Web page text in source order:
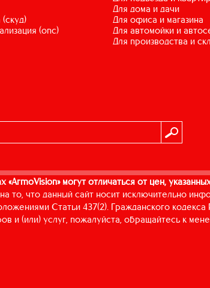
(опс)
для дома и дачи
для офиса и магазина
для автомойки и
для производства и
«ArmoVision» могут отличаться от цен,
то, что данный сайт носит исключительно
Статьи 437(2). Гражданского
и (или) услуг, пожалуйста, обращайтесь к